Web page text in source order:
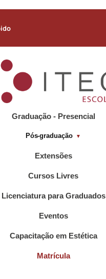
Graduação - Presencial
Pós-graduação
Extensões
Cursos Livres
Licenciatura para Graduados
Eventos
Capacitação em Estética
Matrícula